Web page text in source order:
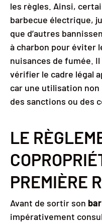
les règles. Ainsi,
barbecue électrique,
que d’autres
à charbon pour éviter
nuisances de fumée.
vérifier le cadre légal
car une utilisation
des sanctions ou des
LE
PREMIÈRE
Avant de sortir son
impérativement